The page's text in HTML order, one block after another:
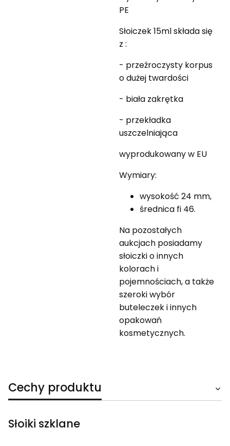
PE
Słoiczek 15ml składa się
z :
- przeźroczysty korpus
o dużej twardości
- biała zakrętka
- przekładka
uszczelniająca
wyprodukowany w EU
Wymiary:
wysokość 24 mm,
średnica fi 46.
Na pozostałych
aukcjach posiadamy
słoiczki o innych
kolorach i
pojemnościach, a także
szeroki wybór
buteleczek i innych
opakowań
kosmetycznych.
Cechy produktu
Słoiki szklane